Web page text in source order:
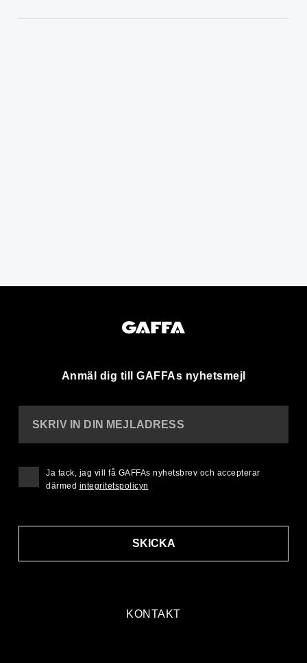
Anmäl dig till GAFFAs nyhetsmejl
KONTAKT
SKRIV IN DIN MEJLADRESS
SKICKA
Ja tack, jag vill få GAFFAs nyhetsbrev och accepterar
därmed integritetspolicyn